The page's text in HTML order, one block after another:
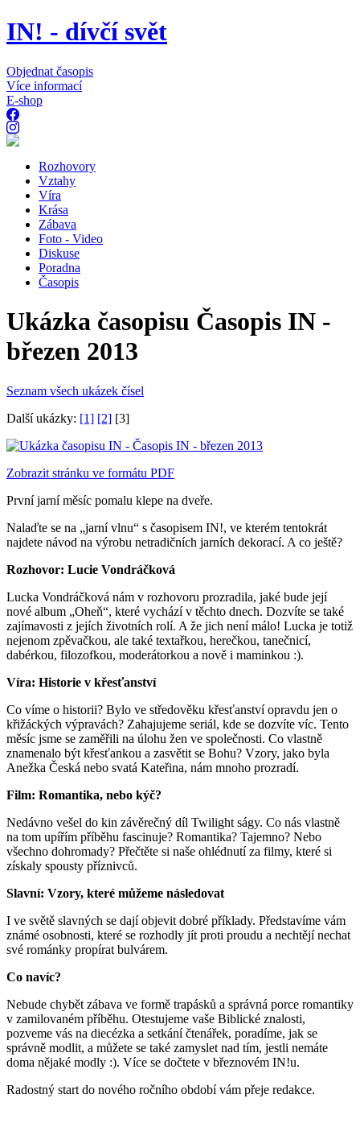
IN! - dívčí svět
Objednat časopis
Více informací
E-shop
Rozhovory
Vztahy
Víra
Krása
Zábava
Foto - Video
Diskuse
Poradna
Časopis
Ukázka časopisu Časopis IN -
březen 2013
Seznam všech ukázek čísel
Další ukázky: [1] [2] [3]
Zobrazit stránku ve formátu PDF
První jarní měsíc pomalu klepe na dveře.
Nalaďte se na „jarní vlnu“ s časopisem IN!, ve kterém tentokrát
najdete návod na výrobu netradičních jarních dekorací. A co ještě?
Rozhovor: Lucie Vondráčková
Lucka Vondráčková nám v rozhovoru prozradila, jaké bude její
nové album „Oheň“, které vychází v těchto dnech. Dozvíte se také
zajímavosti z jejích životních rolí. A že jich není málo! Lucka je totiž
nejenom zpěvačkou, ale také textařkou, herečkou, tanečnicí,
dabérkou, filozofkou, moderátorkou a nově i maminkou :).
Víra: Historie v křesťanství
Co víme o historii? Bylo ve středověku křesťanství opravdu jen o
křižáckých výpravách? Zahajujeme seriál, kde se dozvíte víc. Tento
měsíc jsme se zaměřili na úlohu žen ve společnosti. Co vlastně
znamenalo být křesťankou a zasvětit se Bohu? Vzory, jako byla
Anežka Česká nebo svatá Kateřina, nám mnoho prozradí.
Film: Romantika, nebo kýč?
Nedávno vešel do kin závěrečný díl Twilight ságy. Co nás vlastně
na tom upířím příběhu fascinuje? Romantika? Tajemno? Nebo
všechno dohromady? Přečtěte si naše ohlédnutí za filmy, které si
získaly spousty příznivců.
Slavní: Vzory, které můžeme následovat
I ve světě slavných se dají objevit dobré příklady. Představíme vám
známé osobnosti, které se rozhodly jít proti proudu a nechtějí nechat
své románky propírat bulvárem.
Co navíc?
Nebude chybět zábava ve formě trapásků a správná porce romantiky
v zamilovaném příběhu. Otestujeme vaše Biblické znalosti,
pozveme vás na diecézka a setkání čtenářek, poradíme, jak se
správně modlit, a můžete se také zamyslet nad tím, jestli nemáte
doma nějaké modly :). Více se dočtete v březnovém IN!u.
Radostný start do nového ročního období vám přeje redakce.